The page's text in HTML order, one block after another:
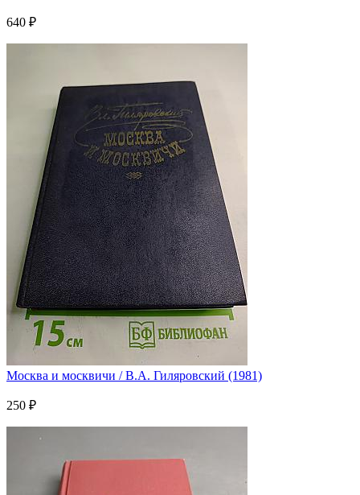
640 ₽
Москва и москвичи / В.А. Гиляровский (1981)
250 ₽